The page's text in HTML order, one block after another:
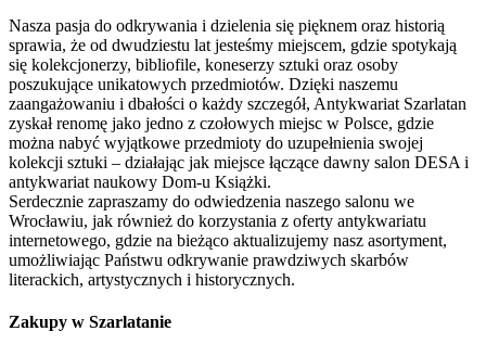
Nasza pasja do odkrywania i dzielenia się pięknem oraz historią
sprawia, że od dwudziestu lat jesteśmy miejscem, gdzie spotykają
się kolekcjonerzy, bibliofile, koneserzy sztuki oraz osoby
poszukujące unikatowych przedmiotów. Dzięki naszemu
zaangażowaniu i dbałości o każdy szczegół, Antykwariat Szarlatan
zyskał renomę jako jedno z czołowych miejsc w Polsce, gdzie
można nabyć wyjątkowe przedmioty do uzupełnienia swojej
kolekcji sztuki – działając jak miejsce łączące dawny salon DESA i
antykwariat naukowy Dom-u Książki.
Serdecznie zapraszamy do odwiedzenia naszego salonu we
Wrocławiu, jak również do korzystania z oferty antykwariatu
internetowego, gdzie na bieżąco aktualizujemy nasz asortyment,
umożliwiając Państwu odkrywanie prawdziwych skarbów
literackich, artystycznych i historycznych.
Zakupy w Szarlatanie